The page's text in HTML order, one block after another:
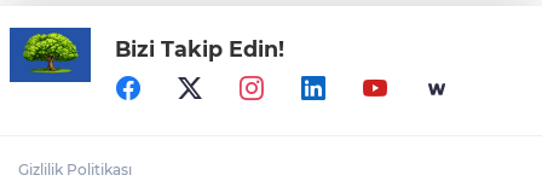
YÖK'ten uluslararası mezunlara ikamet
kolaylığı... Süre 2 yıla kadar uzatılabilecek
Bizi Takip Edin!
Gizlilik Politikası